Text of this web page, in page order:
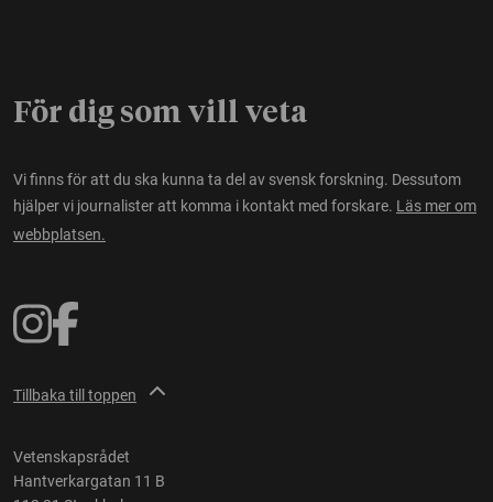
För dig som vill veta
Vi finns för att du ska kunna ta del av svensk forskning. Dessutom
hjälper vi journalister att komma i kontakt med forskare. Läs mer om
webbplatsen.
Tillbaka till toppen
Vetenskapsrådet
Hantverkargatan 11 B